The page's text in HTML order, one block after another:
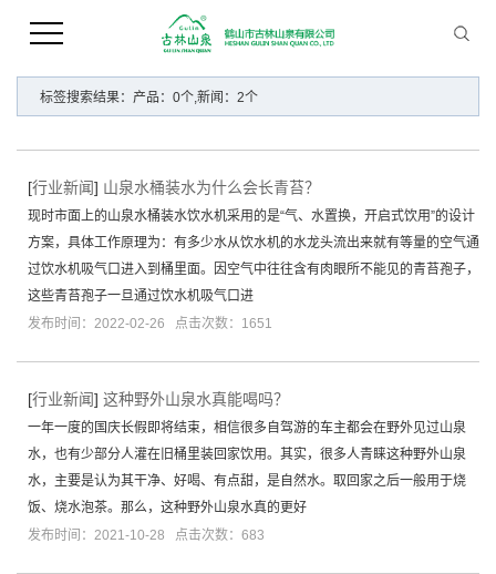
您当前的位置 ： 首 页>> 标签搜索
标签搜索结果：产品：0个,新闻：2个
[行业新闻] 山泉水桶装水为什么会长青苔？
现时市面上的山泉水桶装水饮水机采用的是“气、水置换，开启式饮用”的设计
方案，具体工作原理为：有多少水从饮水机的水龙头流出来就有等量的空气通
过饮水机吸气口进入到桶里面。因空气中往往含有肉眼所不能见的青苔孢子，
这些青苔孢子一旦通过饮水机吸气口进
发布时间：2022-02-26 点击次数：1651
[行业新闻] 这种野外山泉水真能喝吗？
一年一度的国庆长假即将结束，相信很多自驾游的车主都会在野外见过山泉
水，也有少部分人灌在旧桶里装回家饮用。其实，很多人青睐这种野外山泉
水，主要是认为其干净、好喝、有点甜，是自然水。取回家之后一般用于烧
饭、烧水泡茶。那么，这种野外山泉水真的更好
发布时间：2021-10-28 点击次数：683